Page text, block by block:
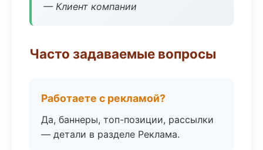
— Клиент компании
Часто задаваемые вопросы
Работаете с рекламой?
Да, баннеры, топ-позиции, рассылки
— детали в разделе Реклама.